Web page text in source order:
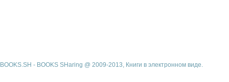
BOOKS.SH - BOOKS SHaring @ 2009-2013, Книги в электронном виде.